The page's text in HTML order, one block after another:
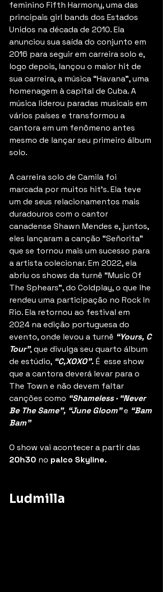
feminino Fifth Harmony, uma das
principais girl bands dos Estados
Unidos na década de 2010. Ela
anunciou sua saída do conjunto em
2016 para seguir em carreira solo e,
logo depois, lançou o maior hit de
sua carreira, a música “Havana”, uma
homenagem à capital de Cuba. A
música liderou paradas musicais em
vários países e transformou a
cantora em um fenômeno antes
mesmo de lançar seu primeiro álbum
solo.
A carreira solo de Camila foi
marcada por muitos hit’s. Ela teve
um de seus relacionamentos mais
duradouros com o cantor
canadense Shawn Mendes e, juntos,
eles lançaram a canção “Señorita”
que se tornou mais um sucesso para
a artista colecionar. Em 2022, ela
abriu os shows da turnê “Music Of
The Sphears”, do Coldplay, o que lhe
rendeu uma participação no Rock In
Rio. Ela retornou ao festival em
2024 na edição portuguesa do
evento, onde levou a turnê “Yours, C
Tour”, que divulga seu quarto álbum
de estúdio, “C,XOXO”. É  esse show
que a cantora deverá levar para o
The Town e não devem faltar
canções como “Shameless · “Never
Be The Same”, “June Gloom” e “Bam
Bam”
O show vai acontecer a partir das
20h30 no palco Skyline.
Ludmilla